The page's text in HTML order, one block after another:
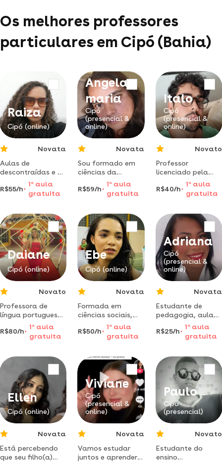
Os melhores professores
particulares em Cipó (Bahia)
Raiza
Cipó (online)
Novata
Aulas de
descontraídas e de
reforço para quem
tem dificuldade
em matérias de
química.
R$55/h
1 aaula
gratuita
Angela
maria
Cipó
(presencial &
online)
Novata
Sou formado em
ciências da
computação pela
pitágoras
mg,estou
dar aula de
calculo.
R$59/h
1 a aula
gratuita
Italo
Cipó
(presencial &
online)
Novato
Professor
licenciado pela
universidade
federal da bahia -
ufba, graduado
naturais.
R$40/h
1 aaula
gratuita
Daiane
Cipó (online)
Novato
Professora de
língua portuguesa
apaixonada pela
educação. reforço
escolar, redação,
interpretação de
textos com
atendimento
personalizado.
R$80/h
1 aaula
gratuita
Ebe
Cipó (online)
Novata
Formada em
ciências sociais,
escritora e
professora de uma
ong para crianças
social.
R$50/h
1 a aula
gratuita
Adriana
Cipó
(presencial &
online)
Novata
Estudante de
pedagogia, aulas
de reforço escolar
com explicações
simples, apoio nas
no
desenvolvimento
do aluno.
R$25/h
1 aaula
gratuita
Ellen
Cipó (online)
Novata
Está percebendo
que seu filho(a)
Viviane
Cipó
(presencial &
online)
Novata
Vamos estudar
juntos e aprender
Paulo
Cipó
(presencial)
Novato
Estudante do
ensino